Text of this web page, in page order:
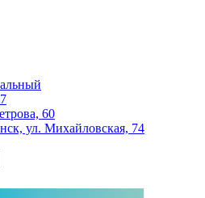
60
ул. Михайловская, 74